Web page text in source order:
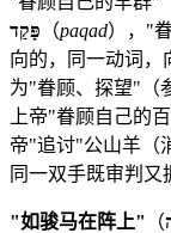
פָּקַד （paqad），"
向的，同一动词，
为"眷顾、探望"（
上帝"眷顾自己的
帝"追讨"公山羊（
同一双手既审判又
"如骏马在阵上" （